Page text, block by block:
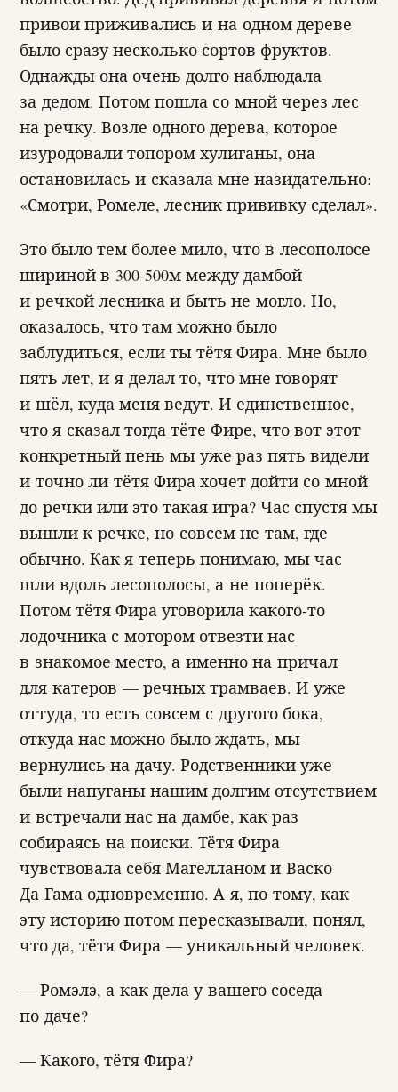
привои приживались и на одном дереве
было сразу несколько сортов фруктов.
Однажды она очень долго наблюдала
за дедом. Потом пошла со мной через лес
на речку. Возле одного дерева, которое
изуродовали топором хулиганы, она
остановилась и сказала мне назидательно:
«Смотри, Ромеле, лесник прививку сделал».
Это было тем более мило, что в лесополосе
шириной в 300-500м между дамбой
и речкой лесника и быть не могло. Но,
оказалось, что там можно было
заблудиться, если ты тётя Фира. Мне было
пять лет, и я делал то, что мне говорят
и шёл, куда меня ведут. И единственное,
что я сказал тогда тёте Фире, что вот этот
конкретный пень мы уже раз пять видели
и точно ли тётя Фира хочет дойти со мной
до речки или это такая игра? Час спустя мы
вышли к речке, но совсем не там, где
обычно. Как я теперь понимаю, мы час
шли вдоль лесополосы, а не поперёк.
Потом тётя Фира уговорила какого-то
лодочника с мотором отвезти нас
в знакомое место, а именно на причал
для катеров — речных трамваев. И уже
оттуда, то есть совсем с другого бока,
откуда нас можно было ждать, мы
вернулись на дачу. Родственники уже
были напуганы нашим долгим отсутствием
и встречали нас на дамбе, как раз
собираясь на поиски. Тётя Фира
чувствовала себя Магелланом и Васко
Да Гама одновременно. А я, по тому, как
эту историю потом пересказывали, понял,
что да, тётя Фира — уникальный человек.
— Ромэлэ, а как дела у вашего соседа
по даче?
— Какого, тётя Фира?